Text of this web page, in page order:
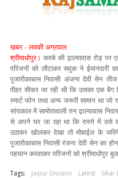
खबर - लक्की अग्रवाल
श्रीमाधोपुर। कस्बे की ढ़ाल्यावास रोड़ पर
परिजनों को लौटाकर सवुक ने ईमानदारी
पुजारीकाबास निवासी अंजना देवी सेन
पीहर सीकर जा रही थी कि उसका एक
स्मार्ट फोन तथा अन्य जरूरी सामान था जो
सांयकाल में सामोतावाली तन ढ़ाल्यावास
से अपने घर जा रहा था कि रास्ते में
उठाकर खोलकर देखा तो मोबाईल के
पुजारीकाबास निवासी रंजना देवी सेन का
पहचान करवाकर परिजनों को श्रीमाधोपुर
Tags: Jaipur Division Latest Sikar